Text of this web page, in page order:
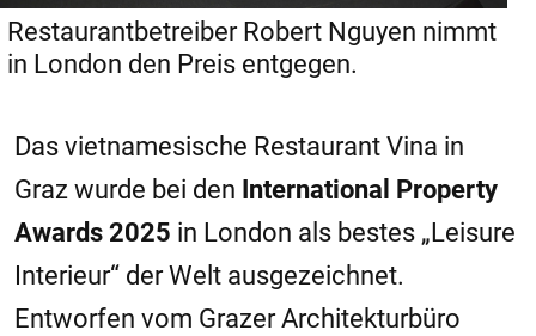
Restaurantbetreiber Robert Nguyen nimmt
in London den Preis entgegen.
Das vietnamesische Restaurant Vina in
Graz wurde bei den International Property
Awards 2025 in London als bestes „Leisure
Interieur“ der Welt ausgezeichnet.
Entworfen vom Grazer Architekturbüro